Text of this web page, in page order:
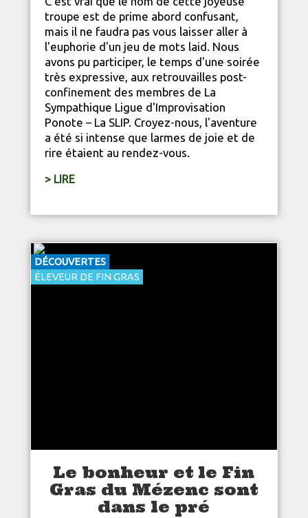
troupe est de prime abord confusant,
mais il ne faudra pas vous laisser aller à
l'euphorie d'un jeu de mots laid. Nous
avons pu participer, le temps d'une soirée
très expressive, aux retrouvailles post-
confinement des membres de La
Sympathique Ligue d'Improvisation
Ponote – La SLIP. Croyez-nous, l'aventure
a été si intense que larmes de joie et de
rire étaient au rendez-vous.
> LIRE
DÉCOUVERTES
ÉLEVEUR DE FIN GRAS
Le bonheur et le Fin
Gras du Mézenc sont
dans le pré